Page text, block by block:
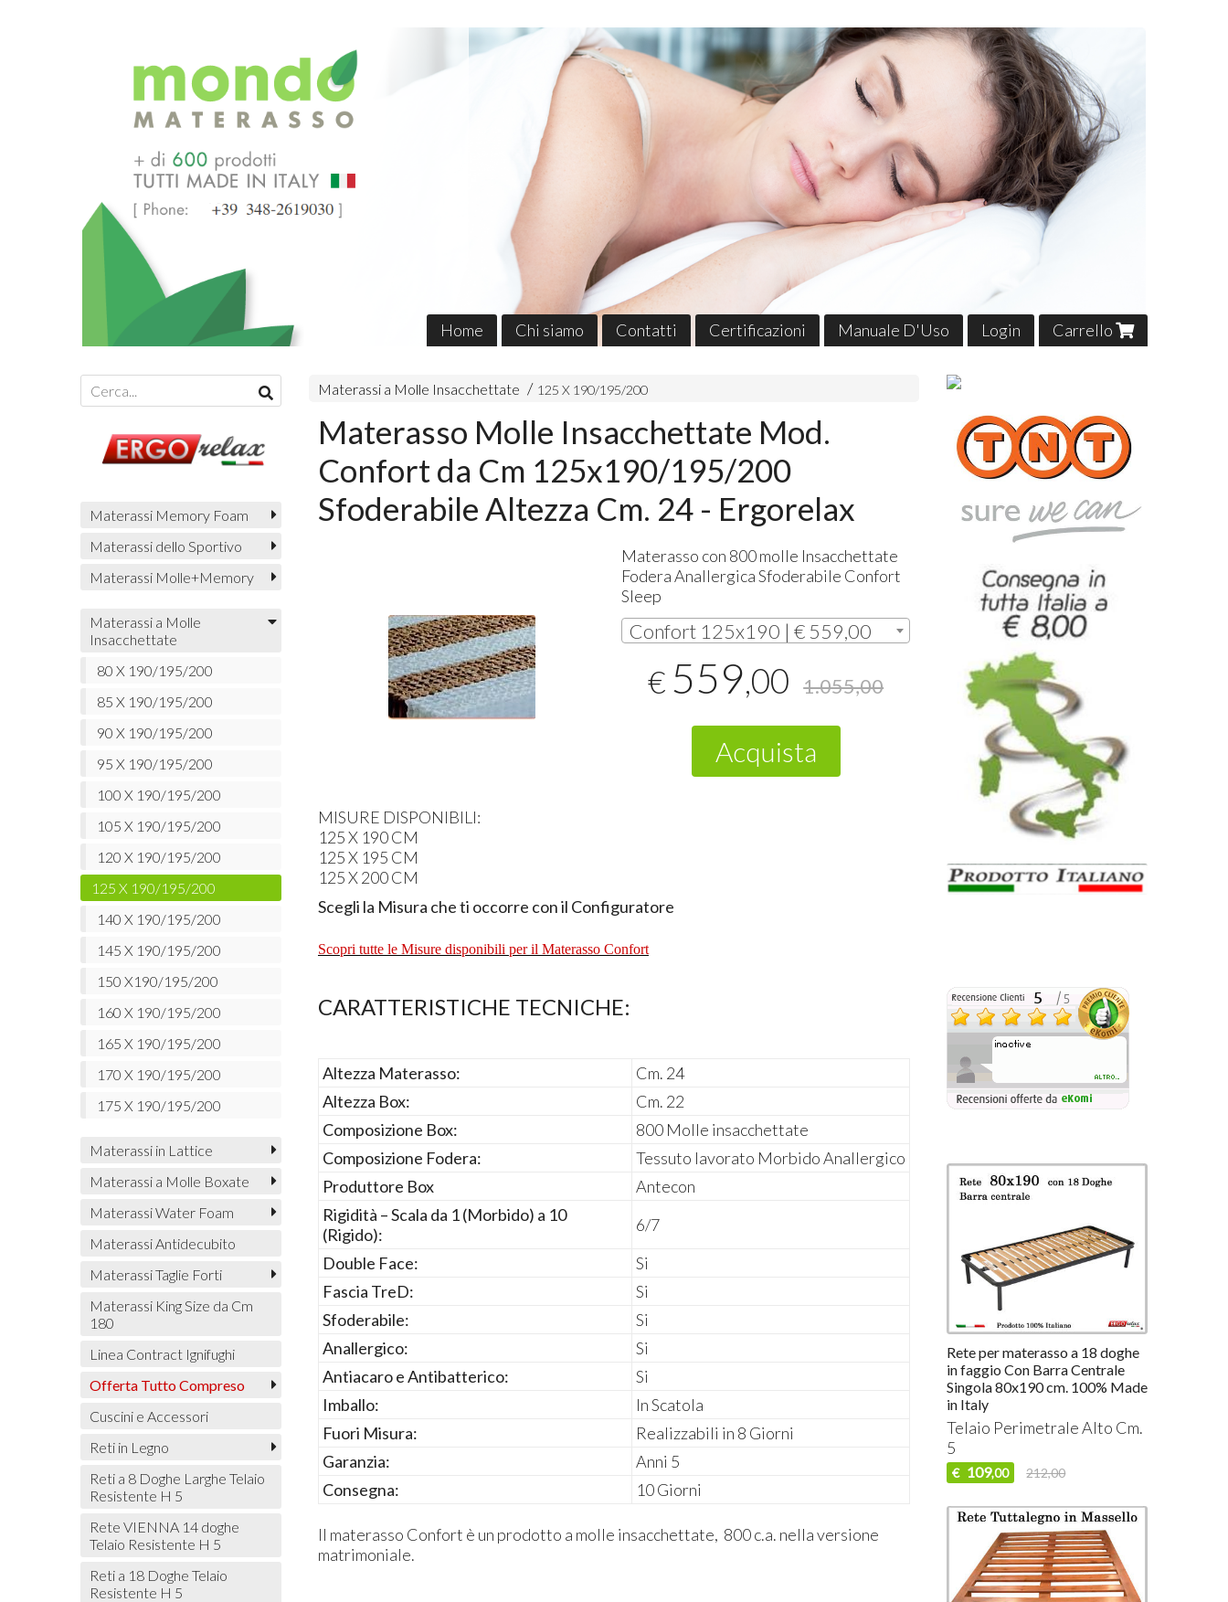
Home Chi siamo Contatti Certificazioni Manuale D'Uso Login Carrello
Materassi a Molle Insacchettate 125 X 190/195/200
Materasso Molle Insacchettate Mod.
Confort da Cm 125x190/195/200
Sfoderabile Altezza Cm. 24 - Ergorelax
Materasso con 800 molle Insacchettate
Fodera Anallergica Sfoderabile Confort
Sleep
Confort 125x190 | € 559,00
€ 559,00 1.055,00
Acquista
MISURE DISPONIBILI:
125 X 190 CM
125 X 195 CM
125 X 200 CM
Scegli la Misura che ti occorre con il Configuratore
Scopri tutte le Misure disponibili per il Materasso Confort
CARATTERISTICHE TECNICHE:
Altezza Materasso:
Cm. 24
Altezza Box:
Cm. 22
Composizione Box:
800 Molle insacchettate
Composizione Fodera:
Tessuto lavorato Morbido Anallergico
Produttore Box
Antecon
Rigidità – Scala da 1 (Morbido) a 10
(Rigido):
6/7
Double Face:
Si
Fascia TreD:
Si
Sfoderabile:
Si
Anallergico:
Si
Antiacaro e Antibatterico:
Si
Imballo:
In Scatola
Fuori Misura:
Realizzabili in 8 Giorni
Garanzia:
Anni 5
Consegna:
10 Giorni
Il materasso Confort è un prodotto a molle insacchettate, 800 c.a. nella versione
matrimoniale.
Materassi Memory Foam
Materassi dello Sportivo
Materassi Molle+Memory
Materassi a Molle
Insacchettate
80 X 190/195/200
85 X 190/195/200
90 X 190/195/200
95 X 190/195/200
100 X 190/195/200
105 X 190/195/200
120 X 190/195/200
125 X 190/195/200
140 X 190/195/200
145 X 190/195/200
150 X190/195/200
160 X 190/195/200
165 X 190/195/200
170 X 190/195/200
175 X 190/195/200
Materassi in Lattice
Materassi a Molle Boxate
Materassi Water Foam
Materassi Antidecubito
Materassi Taglie Forti
Materassi King Size da Cm
180
Linea Contract Ignifughi
Offerta Tutto Compreso
Cuscini e Accessori
Reti in Legno
Reti a 8 Doghe Larghe Telaio
Resistente H 5
Rete VIENNA 14 doghe
Telaio Resistente H 5
Reti a 18 Doghe Telaio
Resistente H 5
Rete per materasso a 18 doghe
in faggio Con Barra Centrale
Singola 80x190 cm. 100% Made
in Italy
Telaio Perimetrale Alto Cm.
5
€ 109,00 212,00